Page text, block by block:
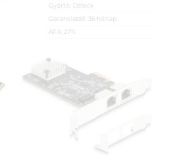
Gyártó: Delock
Garanciaidő:
36 hónap
ÁFA:
27%
22 590